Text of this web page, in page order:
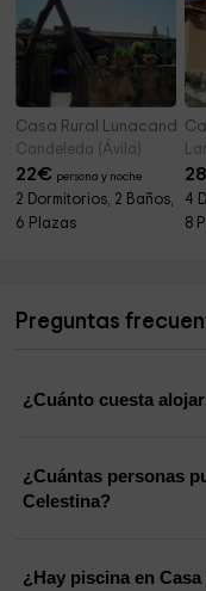
Casa Rural
Candeleda (Ávila)
22€ persona y noche
2 Dormitorios, 2 Baños,
6 Plazas
28
4
8
Preguntas
¿Cuánto cuesta
¿Cuántas personas
Celestina?
¿Hay piscina en